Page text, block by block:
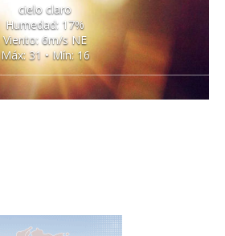
cielo claro
Humedad: 17%
Viento: 6m/s NE
Máx: 31 • Mín: 16